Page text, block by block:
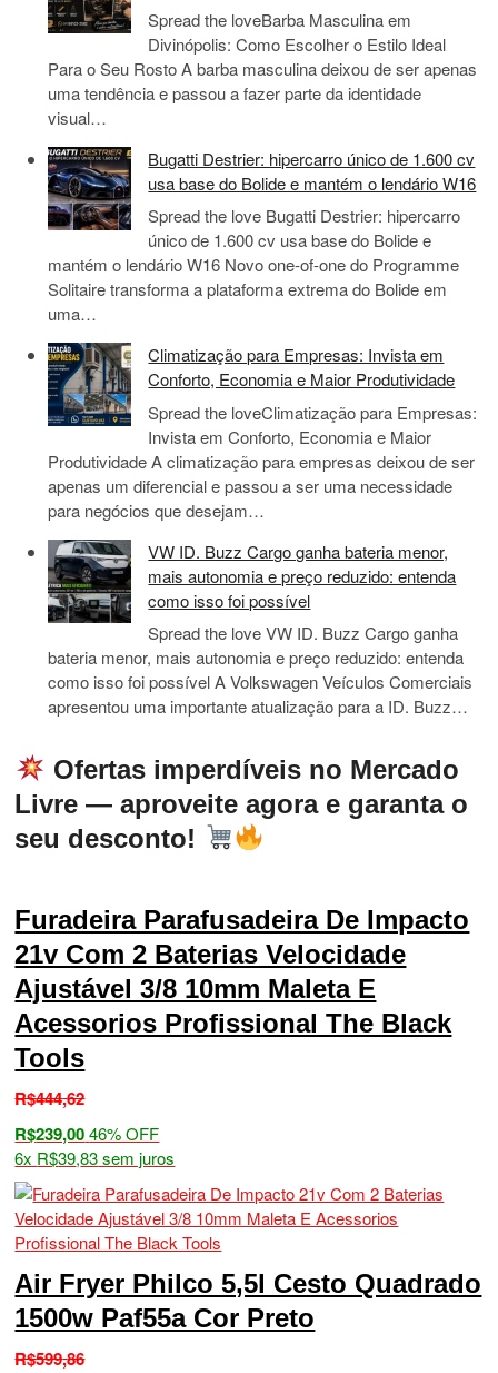
Spread the loveBarba Masculina em
Divinópolis: Como Escolher o Estilo Ideal
Para o Seu Rosto A barba masculina deixou de ser apenas
uma tendência e passou a fazer parte da identidade
visual…
Bugatti Destrier: hipercarro único de 1.600 cv
usa base do Bolide e mantém o lendário W16
Spread the love Bugatti Destrier: hipercarro
único de 1.600 cv usa base do Bolide e
mantém o lendário W16 Novo one-of-one do Programme
Solitaire transforma a plataforma extrema do Bolide em
uma…
Climatização para Empresas: Invista em
Conforto, Economia e Maior Produtividade
Spread the loveClimatização para Empresas:
Invista em Conforto, Economia e Maior
Produtividade A climatização para empresas deixou de ser
apenas um diferencial e passou a ser uma necessidade
para negócios que desejam…
VW ID. Buzz Cargo ganha bateria menor,
mais autonomia e preço reduzido: entenda
como isso foi possível
Spread the love VW ID. Buzz Cargo ganha
bateria menor, mais autonomia e preço reduzido: entenda
como isso foi possível A Volkswagen Veículos Comerciais
apresentou uma importante atualização para a ID. Buzz…
Ofertas imperdíveis no Mercado
Livre — aproveite agora e garanta o
seu desconto!
Furadeira Parafusadeira De Impacto
21v Com 2 Baterias Velocidade
Ajustável 3/8 10mm Maleta E
Acessorios Profissional The Black
Tools
R$444,62
R$239,00 46% OFF
6x R$39,83sem juros
Air Fryer Philco 5,5l Cesto Quadrado
1500w Paf55a Cor Preto
R$599,86